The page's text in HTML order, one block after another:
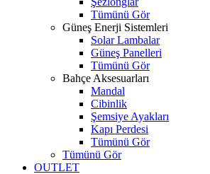
Tümünü Gör
Güneş Enerji Sistemleri
Solar Lambalar
Güneş Panelleri
Tümünü Gör
Bahçe Aksesuarları
Mandal
Cibinlik
Şemsiye Ayakları
Kapı Perdesi
Tümünü Gör
Tümünü Gör
OUTLET